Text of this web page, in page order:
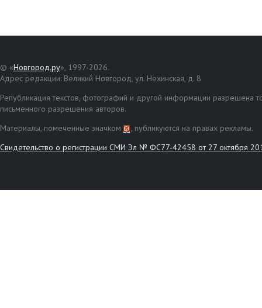
© «Новгород.ру», 1997-2026.
Адрес редакции: Великий Новгород, ул. Нехинская, д. 8
Републикация текстов, фотографий и другой информации разрешена
письменного разрешения авторов.
Материалы, помеченные значком
, публикуются на правах рекламы.
Свидетельство о регистрации СМИ Эл № ФС77-42458 от 27 октября